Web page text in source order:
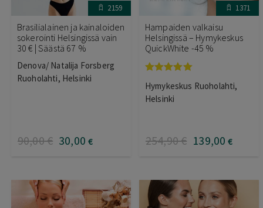
2159
Brasilialainen ja kainaloiden
sokerointi Helsingissä vain
30 € | Säästä 67 %
Denova/ Natalija Forsberg
Ruoholahti, Helsinki
90,00€ 30,00 €
1371
Hampaiden valkaisu
Helsingissä – Hymykeskus
QuickWhite -45 %
tuotteesta:
5.00/ 5
Hymykeskus Ruoholahti,
Helsinki
254,90€ 139,00 €